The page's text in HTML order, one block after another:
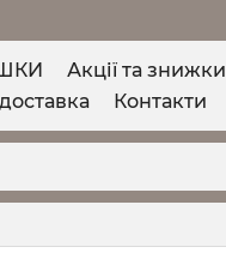
Акції та знижки
Контакти